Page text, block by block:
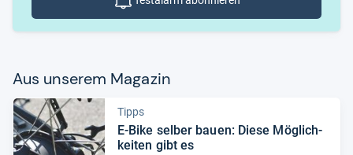
Aus unse­rem Maga­zin
Tipps
E-​Bike sel­ber bauen: Diese Mög­lich­
kei­ten gibt es